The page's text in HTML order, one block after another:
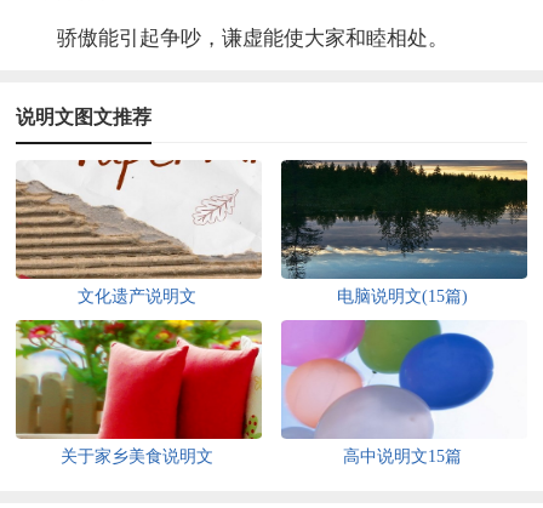
骄傲能引起争吵，谦虚能使大家和睦相处。
说明文图文推荐
文化遗产说明文 电脑说明文(15篇)
关于家乡美食说明文 高中说明文15篇